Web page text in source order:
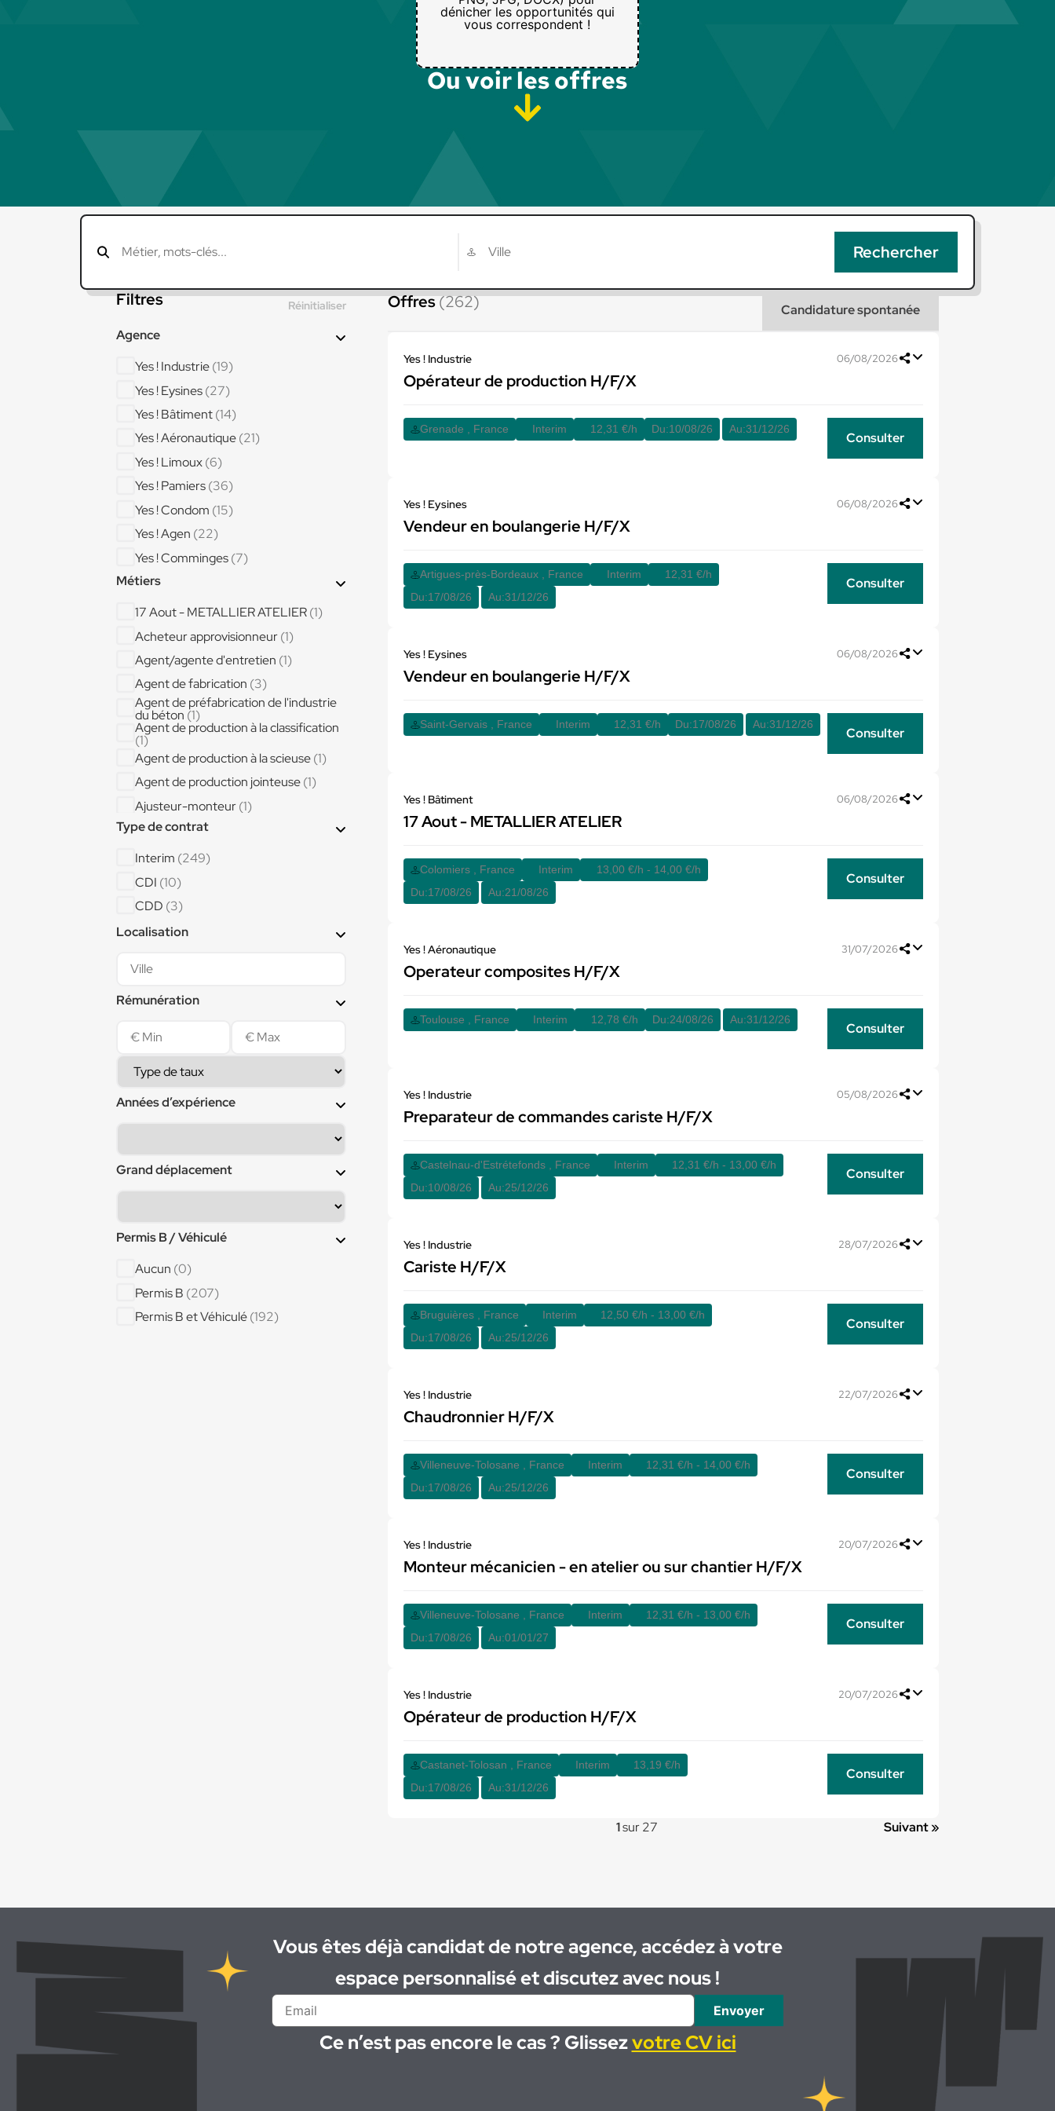
dénicher les opportunités qui
vous correspondent !
Ou voir les offres​
Filtres Réinitialiser
Agence
Yes ! Industrie(19)
Yes ! Eysines(27)
Yes ! Bâtiment(14)
Yes ! Aéronautique(21)
Yes ! Limoux(6)
Yes ! Pamiers(36)
Yes ! Condom (15)
Yes ! Agen (22)
Yes ! Comminges(7)
Yes ! Casteljaloux
Yes ! Isle Jourdain (43)
Yes ! Bordeaux Centre
Métiers
17 Aout - METALLIER ATELIER(1)
Acheteur approvisionneur(1)
Agent/agente d'entretien (1)
Agent de fabrication (3)
Agent de préfabrication de l'industrie
du béton (1)
Agent de production à la classification
(1)
Agent de production à la scieuse(1)
Agent de production jointeuse(1)
Ajusteur-monteur(1)
Ajusteur-Monteur aéronautique
AJUSTEUR ASSEMBLEUR GRAND
DEPLACEMENT
AJUSTEUR ASSEMBLEUR LOCAL
(1)
Aménageur intégrateur de cabines
d'aéronefs
Assistant administratif
Assistant RH et Communication
Assistant supply-chain
Bardeur ()(1)
Boucher(2)
Canalisateur(2)
Cariste manutentionnaire
Cariste réceptionnaire(1)
Carreleur(4)
Chargé d'affaires
Charpentier(4)
Charpentier bois(1)
Conducteur d'engins
Conducteur de ligne
Conducteur de poids lourd
(1)
Contremaître de fabrication de béton
Type de contrat
Interim (249)
CDI (10)
CDD (3)
Localisation
Rémunération
Années d’expérience
Grand déplacement
Permis B / Véhiculé
Aucun (0)
Permis B (207)
Permis B et Véhiculé(192)
Offres(262) Candidature spontanée
Yes ! Industrie 06/08/2026
Opérateur de production H/F/X
Grenade , France Interim 12,31 €/h Du:10/08/26 Au:31/12/26
Consulter
Yes ! Eysines 06/08/2026
Vendeur en boulangerie H/F/X
Artigues-près-Bordeaux , France Interim
12,31 €/h
Du:17/08/26 Au:31/12/26
Consulter
Yes ! Eysines 06/08/2026
Vendeur en boulangerie H/F/X
Saint-Gervais , France Interim 12,31 €/h Du:17/08/26 Au:31/12/26
Consulter
Yes ! Bâtiment 06/08/2026
17 Aout - METALLIER ATELIER
Colomiers , France Interim
13,00 €/h - 14,00 €/h
Du:17/08/26 Au:21/08/26
Consulter
Yes ! Aéronautique 31/07/2026
Operateur composites H/F/X
Toulouse , France Interim 12,78 €/h Du:24/08/26 Au:31/12/26
Consulter
Yes ! Industrie 05/08/2026
Preparateur de commandes cariste H/F/X
Castelnau-d'Estrétefonds , France Interim
12,31 €/h - 13,00 €/h
Du:10/08/26 Au:25/12/26
Consulter
Yes ! Industrie 28/07/2026
Cariste H/F/X
Bruguières , France Interim
12,50 €/h - 13,00 €/h
Du:17/08/26 Au:25/12/26
Consulter
Yes ! Industrie 22/07/2026
Chaudronnier H/F/X
Villeneuve-Tolosane , France Interim
12,31 €/h - 14,00 €/h
Du:17/08/26 Au:25/12/26
Consulter
Yes ! Industrie 20/07/2026
Monteur mécanicien - en atelier ou sur chantier H/F/X
Villeneuve-Tolosane , France Interim
12,31 €/h - 13,00 €/h
Du:17/08/26 Au:01/01/27
Consulter
Yes ! Industrie 20/07/2026
Opérateur de production H/F/X
Castanet-Tolosan , France Interim
13,19 €/h
Du:17/08/26 Au:31/12/26
Consulter
1sur 27 Suivant »
Vous êtes déjà candidat de notre agence, accédez à votre
espace personnalisé et discutez avec nous !
Envoyer
Ce n’est pas encore le cas ? Glissezvotre CV ici